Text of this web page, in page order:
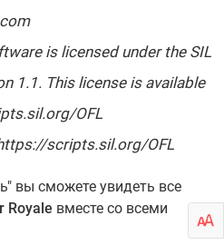
is licensed under the SIL
1.1. This license is available
OFL
scripts.sil.org/OFL
вы сможете увидеть все
Royale вместе со всеми